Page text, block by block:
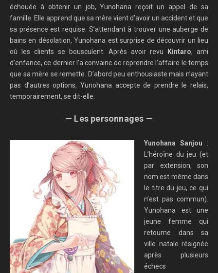
échouée à obtenir un job, Yunohana reçoit un appel de sa
famille. Elle apprend que sa mère vient d’avoir un accident et que
sa présence est requise. S’attendant à trouver une auberge de
bains en désolation, Yunohana est surprise de découvrir un lieu
où les clients se bousculent. Après avoir revu
Kintaro, ami
d’enfance, ce dernier l’a convainc de reprendre l’affaire le temps
que sa mère se remette. D’abord peu enthousiaste mais n’ayant
pas d’autres options, Yunohana accepte de prendre le relais,
temporairement, se dit-elle.
— Les personnages —
Yunohana Sanjou :
L’héroïne du jeu (et
par extension, son
nom est même dans
le titre du jeu, ce qui
n’est pas commun).
Yunohana est une
jeune femme qui
retourne dans sa
ville natale résignée
après plusieurs
échecs